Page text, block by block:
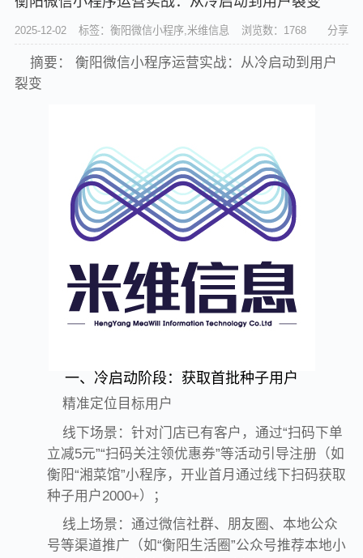
2025-12-02 标签：衡阳微信小程序,米维信息 浏览数：1768 分享
摘要： 衡阳微信小程序运营实战：从冷启动到用户
裂变
一、冷启动阶段：获取首批种子用户
精准定位目标用户
线下场景：针对门店已有客户，通过“扫码下单
立减5元”“扫码关注领优惠券”等活动引导注册（如
衡阳“湘菜馆”小程序，开业首月通过线下扫码获取
种子用户2000+）；
线上场景：通过微信社群、朋友圈、本地公众
号等渠道推广（如“衡阳生活圈”公众号推荐本地小